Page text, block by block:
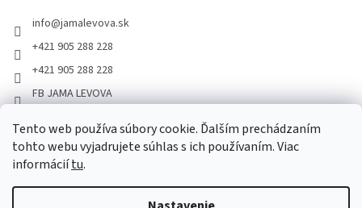
Tento web používa súbory cookie. Ďalším prechádzaním
tohto webu vyjadrujete súhlas s ich používaním. Viac
informáciítu.
info@jamalevova.sk
+421 905 288 228
+421 905 288 228
FB JAMA LEVOVA
JamaLevova
+421905288228